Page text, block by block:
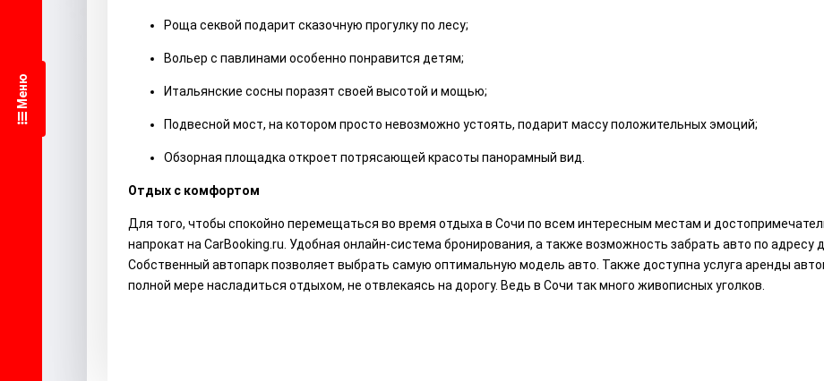
Роща секвой подарит сказочную прогулку по лесу;
Вольер с павлинами особенно понравится детям;
Итальянские сосны поразят своей высотой и мощью;
Подвесной мост, на котором просто невозможно устоять, подарит массу положительных эмоций;
Обзорная площадка откроет потрясающей красоты панорамный вид.
Отдых с комфортом
Для того, чтобы спокойно перемещаться во время отдыха в Сочи по всем интересным местам и
напрокат на CarBooking.ru. Удобная онлайн-система бронирования, а также возможность забрать авто по адресу
Собственный автопарк позволяет выбрать самую оптимальную модель авто. Также доступна услуга аренды
полной мере насладиться отдыхом, не отвлекаясь на дорогу. Ведь в Сочи так много живописных уголков.
Меню